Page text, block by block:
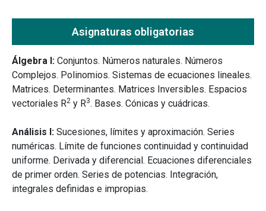
Asignaturas obligatorias
Álgebra I: Conjuntos. Números naturales. Números
Complejos. Polinomios. Sistemas de ecuaciones lineales.
Matrices. Determinantes. Matrices Inversibles. Espacios
vectoriales R2 y R3. Bases. Cónicas y cuádricas.
Análisis I: Sucesiones, límites y aproximación. Series
numéricas. Límite de funciones continuidad y continuidad
uniforme. Derivada y diferencial. Ecuaciones diferenciales
de primer orden. Series de potencias. Integración,
integrales definidas e impropias.